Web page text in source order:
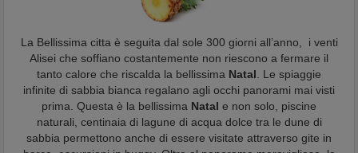
La Bellissima citta è seguita dal sole 300 giorni all’anno, i venti
Alisei che soffiano costantemente non riescono a fermare il
tanto calore che riscalda la bellissima Natal. Le spiaggie
infinite di sabbia bianca regalano agli occhi panorami mai visti
prima. Questa è la bellissima Natal e non solo, piscine
naturali, centinaia di lagune di acqua dolce tra le dune di
sabbia permettono anche di essere visitate attraverso gite in